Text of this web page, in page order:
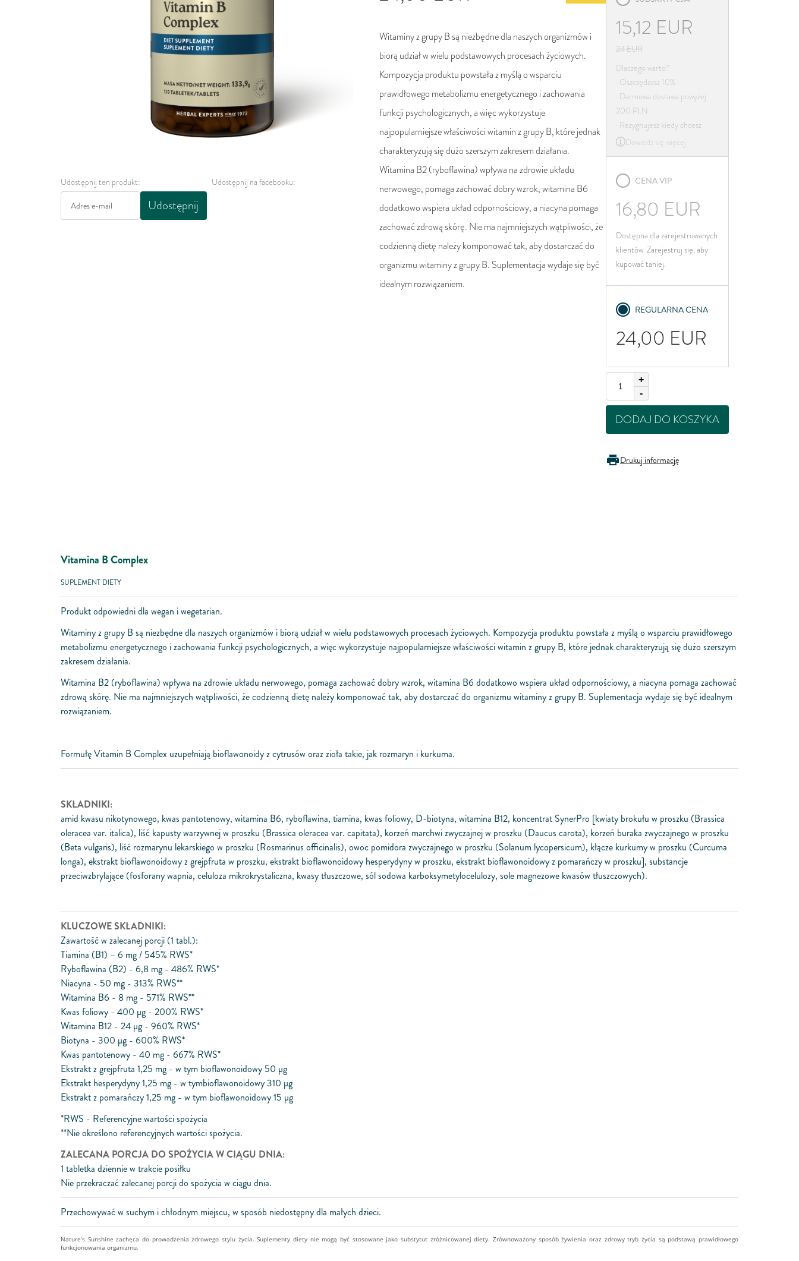
Luksemburg
Niderlandy
Poland
Portugalia
Słowenia
Hiszpania
Szwecja
Udostępnij ten produkt:
Udostępnij
Udostępnij na facebooku:
Witaminy z grupy B są niezbędne dla naszych organizmów i
biorą udział w wielu podstawowych procesach życiowych.
Kompozycja produktu powstała z myślą o wsparciu
prawidłowego metabolizmu energetycznego i zachowania
funkcji psychologicznych, a więc wykorzystuje
najpopularniejsze właściwości witamin z grupy B, które jednak
charakteryzują się dużo szerszym zakresem działania.
Witamina B2 (ryboflawina) wpływa na zdrowie układu
nerwowego, pomaga zachować dobry wzrok, witamina B6
dodatkowo wspiera układ odpornościowy, a niacyna pomaga
zachować zdrową skórę. Nie ma najmniejszych wątpliwości, że
codzienną dietę należy komponować tak, aby dostarczać do
organizmu witaminy z grupy B. Suplementacja wydaje się być
idealnym rozwiązaniem.
15,12 EUR
24EUR
Dlaczego warto?
· Oszczędzasz 10%
· Darmowa dostawa powyżej
200 PLN
· Rezygnujesz kiedy chcesz
Dowiedz się więcej
CENA VIP
16,80 EUR
Dostępna dla zarejestrowanych
klientów. Zarejestruj się, aby
kupować taniej.
REGULARNA CENA
24,00 EUR
+
-
DODAJ DO KOSZYKA
Drukuj informację
Vitamina B Complex
SUPLEMENT DIETY
Produkt odpowiedni dla wegan i wegetarian.
Witaminy z grupy B są niezbędne dla naszych organizmów i biorą udział w wielu podstawowych procesach życiowych. Kompozycja produktu powstała z myślą o wsparciu prawidłowego
metabolizmu energetycznego i zachowania funkcji psychologicznych, a więc wykorzystuje najpopularniejsze właściwości witamin z grupy B, które jednak charakteryzują się dużo szerszym
zakresem działania.
Witamina B2 (ryboflawina) wpływa na zdrowie układu nerwowego, pomaga zachować dobry wzrok, witamina B6 dodatkowo wspiera układ odpornościowy, a niacyna pomaga zachować
zdrową skórę. Nie ma najmniejszych wątpliwości, że codzienną dietę należy komponować tak, aby dostarczać do organizmu witaminy z grupy B. Suplementacja wydaje się być idealnym
rozwiązaniem.
Formułę Vitamin B Complex uzupełniają bioflawonoidy z cytrusów oraz zioła takie, jak rozmaryn i kurkuma.
SKŁADNIKI:
amid kwasu nikotynowego, kwas pantotenowy, witamina B6, ryboflawina, tiamina, kwas foliowy, D-biotyna, witamina B12, koncentrat SynerPro [kwiaty brokułu w proszku (Brassica
oleracea var. italica), liść kapusty warzywnej w proszku (Brassica oleracea var. capitata), korzeń marchwi zwyczajnej w proszku (Daucus carota), korzeń buraka zwyczajnego w proszku
(Beta vulgaris), liść rozmarynu lekarskiego w proszku (Rosmarinus officinalis), owoc pomidora zwyczajnego w proszku (Solanum lycopersicum), kłącze kurkumy w proszku (Curcuma
longa), ekstrakt bioflawonoidowy z grejpfruta w proszku, ekstrakt bioflawonoidowy hesperydyny w proszku, ekstrakt bioflawonoidowy z pomarańczy w proszku], substancje
przeciwzbrylające (fosforany wapnia, celuloza mikrokrystaliczna, kwasy tłuszczowe, sól sodowa karboksymetylocelulozy, sole magnezowe kwasów tłuszczowych).
KLUCZOWE SKŁADNIKI:
Zawartość w zalecanej porcji (1 tabl.):
Tiamina (B1) – 6 mg / 545% RWS*
Ryboflawina (B2) - 6,8 mg - 486% RWS*
Niacyna - 50 mg - 313% RWS**
Witamina B6 - 8 mg - 571% RWS**
Kwas foliowy - 400 μg - 200% RWS*
Witamina B12 - 24 μg - 960% RWS*
Biotyna - 300 μg - 600% RWS*
Kwas pantotenowy - 40 mg - 667% RWS*
Ekstrakt z grejpfruta 1,25 mg - w tym bioflawonoidowy 50 μg
Ekstrakt hesperydyny 1,25 mg - w tymbioflawonoidowy 310 μg
Ekstrakt z pomarańczy 1,25 mg - w tym bioflawonoidowy 15 μg
*RWS - Referencyjne wartości spożycia
**Nie określono referencyjnych wartości spożycia.
ZALECANA PORCJA DO SPOŻYCIA W CIĄGU DNIA:
1 tabletka dziennie w trakcie posiłku
Nie przekraczać zalecanej porcji do spożycia w ciągu dnia.
Przechowywać w suchym i chłodnym miejscu, w sposób niedostępny dla małych dzieci.
Nature’s Sunshine zachęca do prowadzenia zdrowego stylu życia. Suplementy diety nie mogą być stosowane jako substytut zróżnicowanej diety. Zrównoważony sposób żywienia oraz zdrowy tryb życia są podstawą prawidłowego
funkcjonowania organizmu.